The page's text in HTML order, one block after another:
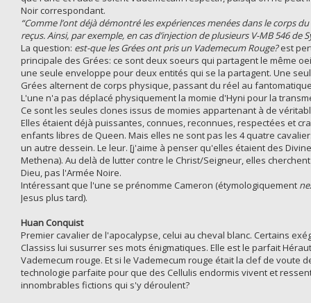
Noir correspondant.
“Comme l’ont déjà démontré les expériences menées dans le corps
reçus. Ainsi, par exemple, en cas d’injection de plusieurs V-MB 546
La question: est-que les Grées ont pris un Vademecum Rouge?est
principale des Grées: ce sont deux soeurs qui partagent le même
une seule enveloppe pour deux entités qui se la partagent. Une
Grées alternent de corps physique, passant du réel au
L'une n'a pas déplacé physiquement la momie d'Hyni pour la
Ce sont les seules clones issus de momies appartenant à de
Elles étaient déjà puissantes, connues, reconnues, respectées et
enfants libres de Queen. Mais elles ne sont pas les 4 quatre
un autre dessein. Le leur. [j'aime à penser qu'elles étaient des
Methena). Au delà de lutter contre le Christ/Seigneur, elles
Dieu, pas l'Armée Noire.
Intéressant que l'une se prénomme Cameron (étymologiquement
Jesus plus tard).
Huan Conquist
Premier cavalier de l'apocalypse, celui au cheval blanc. Certains
Classiss lui susurrer ses mots énigmatiques. Elle est le parfait
Vademecum rouge. Et si le Vademecum rouge était la clef de voute
technologie parfaite pour que des Cellulis endormis vivent et
innombrables fictions qui s'y déroulent?